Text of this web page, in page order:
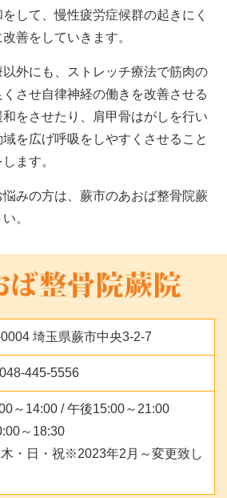
して、慢性疲労症候群の起きにく
善をしていきます。
外にも、ストレッチ療法で筋肉の
させ自律神経の働きを改善させる
をさせたり、肩甲骨はがしを行い
を広げ呼吸をしやすくさせること
ます。
みの方は、蕨市のあおば整骨院蕨
。
埼玉県蕨市中央3-2-7
445-5556
～14:00 / 午後15:00～21:00
～18:30
・日・祝※2023年2月～変更致し